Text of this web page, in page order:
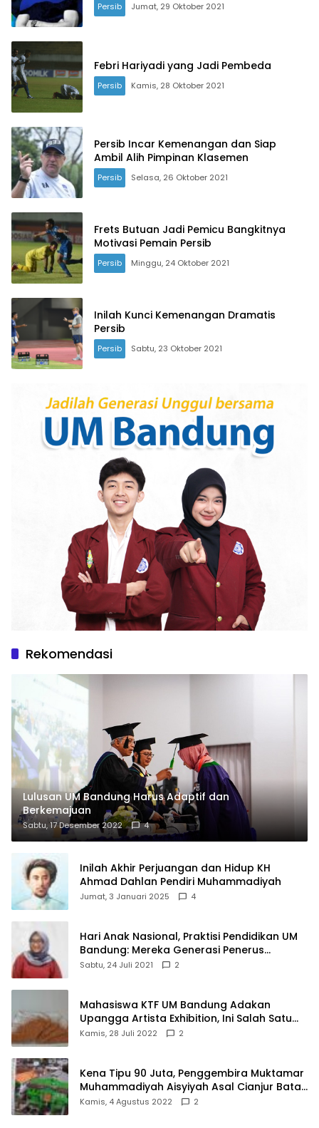
Persib Jumat, 29 Oktober 2021
Febri Hariyadi yang Jadi Pembeda
Persib Kamis, 28 Oktober 2021
Persib Incar Kemenangan dan Siap
Ambil Alih Pimpinan Klasemen
Persib Selasa, 26 Oktober 2021
Frets Butuan Jadi Pemicu Bangkitnya
Motivasi Pemain Persib
Persib Minggu, 24 Oktober 2021
Inilah Kunci Kemenangan Dramatis
Persib
Persib Sabtu, 23 Oktober 2021
Rekomendasi
Lulusan UM Bandung Harus Adaptif dan
Berkemajuan
Sabtu, 17 Desember 2022 4
Inilah Akhir Perjuangan dan Hidup KH
Ahmad Dahlan Pendiri Muhammadiyah
Jumat, 3 Januari 2025 4
Hari Anak Nasional, Praktisi Pendidikan UM
Bandung: Mereka Generasi Penerus
Bangsa
Sabtu, 24 Juli 2021 2
Mahasiswa KTF UM Bandung Adakan
Upangga Artista Exhibition, Ini Salah Satu
Karyanya
Kamis, 28 Juli 2022 2
Kena Tipu 90 Juta, Penggembira Muktamar
Muhammadiyah Aisyiyah Asal Cianjur Batal
ke Solo
Kamis, 4 Agustus 2022 2